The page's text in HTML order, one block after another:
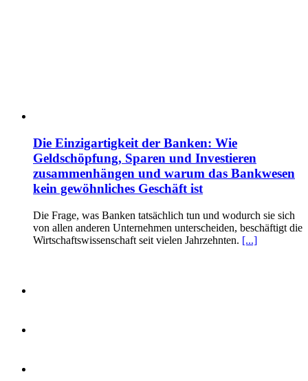
Die Einzigartigkeit der Banken: Wie
Geldschöpfung, Sparen und Investieren
zusammenhängen und warum das Bankwesen
kein gewöhnliches Geschäft ist
Die Frage, was Banken tatsächlich tun und wodurch sie sich
von allen anderen Unternehmen unterscheiden, beschäftigt die
Wirtschaftswissenschaft seit vielen Jahrzehnten. [...]